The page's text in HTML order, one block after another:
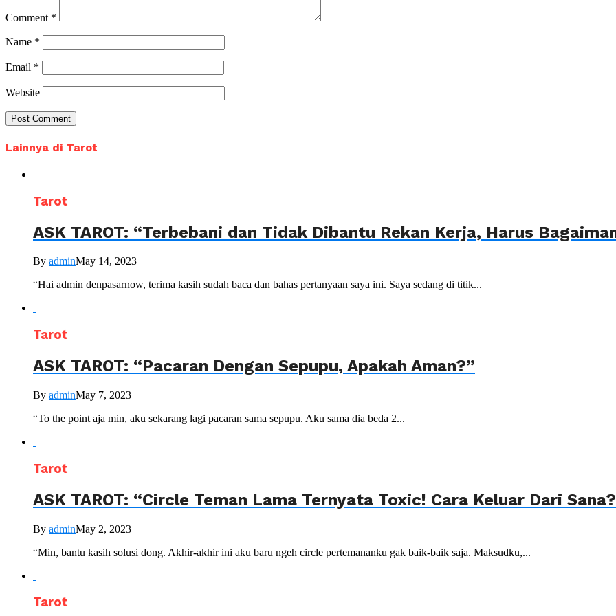
Comment *
Name *
Email *
Website
Lainnya di Tarot
Tarot
ASK TAROT: “Terbebani dan Tidak Dibantu Rekan Kerja, Harus
By adminMay 14, 2023
“Hai admin denpasarnow, terima kasih sudah baca dan bahas pertanyaan saya ini. Saya sedang di titik...
Tarot
ASK TAROT: “Pacaran Dengan Sepupu, Apakah Aman?”
By adminMay 7, 2023
“To the point aja min, aku sekarang lagi pacaran sama sepupu. Aku sama dia beda 2...
Tarot
ASK TAROT: “Circle Teman Lama Ternyata Toxic! Cara Keluar Dari
By adminMay 2, 2023
“Min, bantu kasih solusi dong. Akhir-akhir ini aku baru ngeh circle pertemananku gak baik-baik saja. Maksudku,...
Tarot